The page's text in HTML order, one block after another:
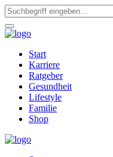
Start
Karriere
Ratgeber
Gesundheit
Lifestyle
Familie
Shop